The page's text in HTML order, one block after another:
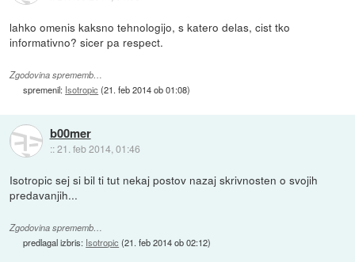
lahko omenis kaksno tehnologijo, s katero delas, cist tko
informativno? sicer pa respect.
Zgodovina sprememb…
spremenil: Isotropic (21. feb 2014 ob 01:08)
b00mer
::21. feb 2014, 01:46
Isotropic sej si bil ti tut nekaj postov nazaj skrivnosten o svojih
predavanjih...
Zgodovina sprememb…
predlagal izbris: Isotropic (21. feb 2014 ob 02:12)